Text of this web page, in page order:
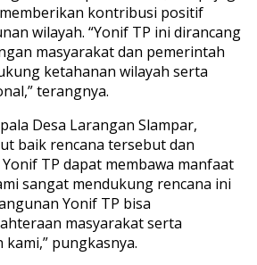
kontribusi positif
wilayah. “Yonif TP ini dirancang
masyarakat dan pemerintah
ketahanan wilayah serta
terangnya.
Desa Larangan Slampar,
baik rencana tersebut dan
TP dapat membawa manfaat
sangat mendukung rencana ini
Yonif TP bisa
masyarakat serta
pungkasnya.